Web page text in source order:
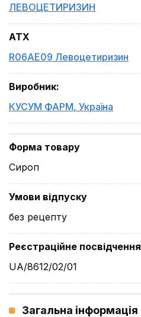
ЛЕВОЦЕТИРИЗИН
ATX
R06AE09 Левоцетиризин
Виробник:
КУСУМ ФАРМ, Україна
Форма товару
Сироп
Умови відпуску
без рецепту
Реєстраційне посвідчення
UA/8612/02/01
Загальна інформація